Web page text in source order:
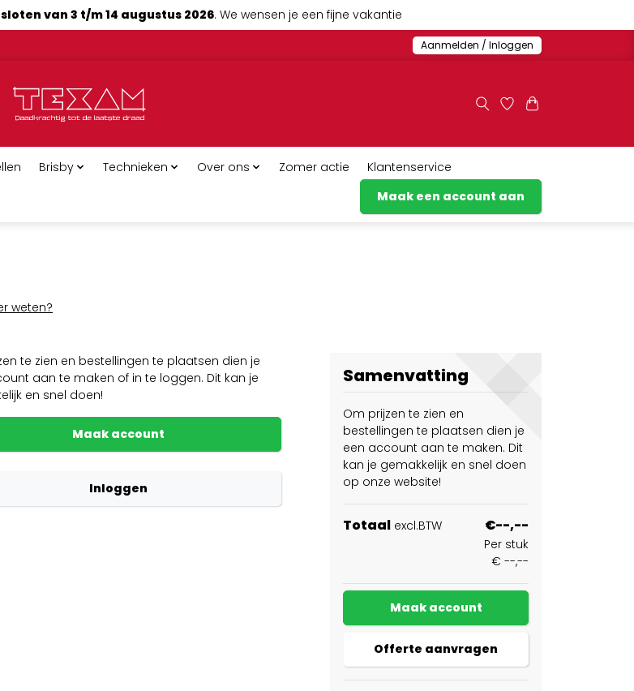
van 3 t/m 14 augustus 2026. We wensen je een fijne vakantie
Aanmelden / Inloggen
Brisby Technieken Over ons Zomer actie
Klantenservice
Maak een account aan
weten?
te zien en bestellingen te plaatsen dien je
aan te maken of in te loggen. Dit kan je
en snel doen!
Maak account
Inloggen
Samenvatting
Om prijzen te zien en
bestellingen te plaatsen dien je
een account aan te maken. Dit
kan je gemakkelijk en snel doen
op onze website!
Totaal excl.BTW €--,--
Per stuk
€ --,--
Maak account
Offerte aanvragen